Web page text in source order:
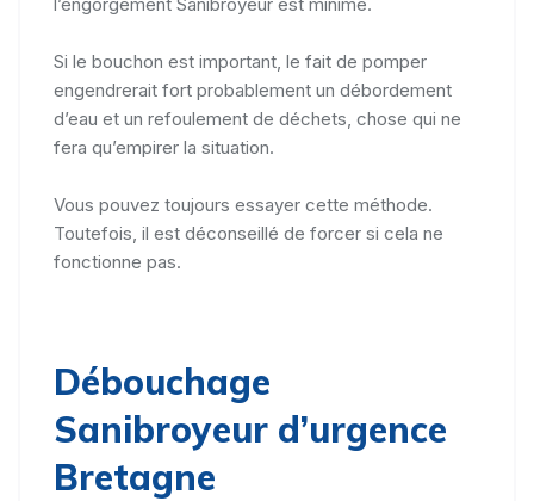
Si le bouchon est important, le fait de pomper
engendrerait fort probablement un débordement
d’eau et un refoulement de déchets, chose qui ne
fera qu’empirer la situation.
Vous pouvez toujours essayer cette méthode.
Toutefois, il est déconseillé de forcer si cela ne
fonctionne pas.
Débouchage
Sanibroyeur d’urgence
Bretagne